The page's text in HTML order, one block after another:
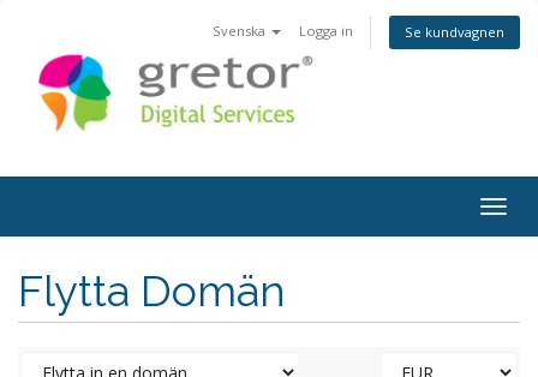
Svenska Logga in Se kundvagnen
Flytta Domän